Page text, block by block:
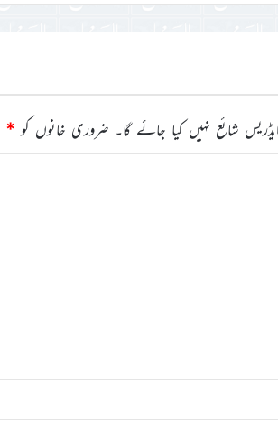
شائع نہیں کیا جائے گا۔ ضروری خانوں کو *